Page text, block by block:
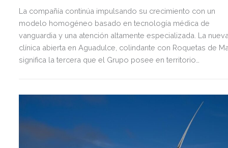
La compañía continúa impulsando su crecimiento con un
modelo homogéneo basado en tecnología médica de
vanguardia y una atención altamente especializada. La
clínica abierta en Aguadulce, colindante con Roquetas de
significa la tercera que el Grupo posee en territorio